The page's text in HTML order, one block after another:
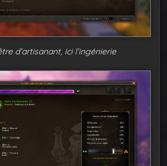
d’artisanant, ici l’ingénierie